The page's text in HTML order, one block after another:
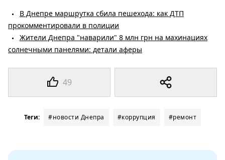
49
В Днепре маршрутка сбила пешехода: как ДТП
прокомментировали в полиции
Жители Днепра "наварили" 8 млн грн на махинациях
солнечными панелями: детали аферы
Теги: #новости Днепра #коррупция #ремонт